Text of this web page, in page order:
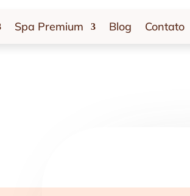
Spa Premium Blog Contato